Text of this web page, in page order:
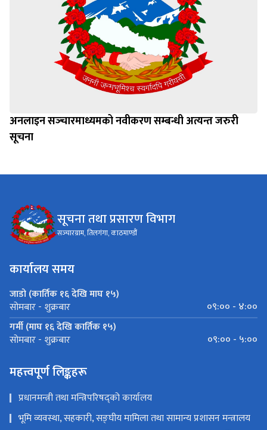
अनलाइन सञ्‍चारमाध्यमको नवीकरण सम्बन्धी अत्यन्त जरुरी
सूचना
सूचना तथा प्रसारण विभाग
सञ्‍चारग्राम, तिलगंगा, काठमाण्डौं
कार्यालय समय
जाडो (कार्तिक १६ देखि माघ १५)
सोमबार - शुक्रबार
०९:०० - ४:००
गर्मी (माघ १६ देखि कार्तिक १५)
सोमबार - शुक्रबार ०९:०० - ५:००
महत्त्वपूर्ण लिङ्कहरू
प्रधानमन्त्री तथा मन्त्रिपरिषद्को कार्यालय
भूमि व्यवस्था, सहकारी, सङ्‍घीय मामिला तथा सामान्य प्रशासन मन्त्रालय